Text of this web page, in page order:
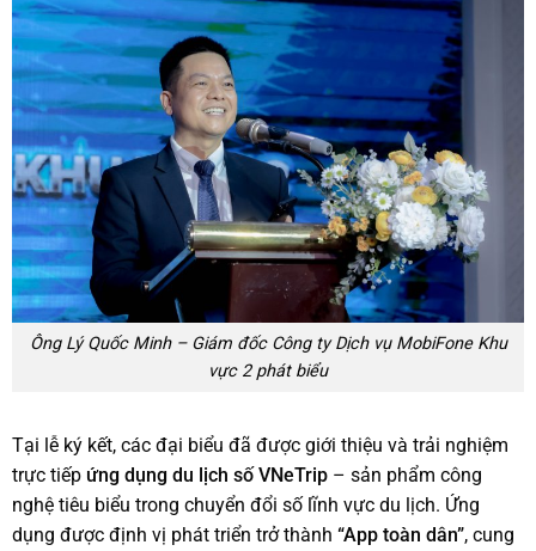
Ông Lý Quốc Minh – Giám đốc Công ty Dịch vụ MobiFone Khu
vực 2 phát biểu
Tại lễ ký kết, các đại biểu đã được giới thiệu và trải nghiệm
trực tiếp ứng dụng du lịch số VNeTrip – sản phẩm công
nghệ tiêu biểu trong chuyển đổi số lĩnh vực du lịch. Ứng
dụng được định vị phát triển trở thành “App toàn dân”, cung